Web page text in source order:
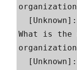
What is the